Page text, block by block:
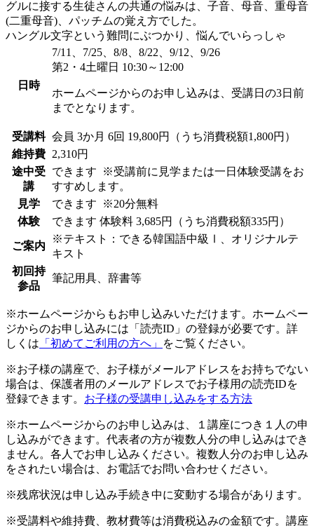
グルに接する生徒さんの共通の悩みは、子音、母音、重母音
(二重母音)、パッチムの覚え方でした。
ハングル文字という難問にぶつかり、悩んでいらっしゃ
日時
7/11、7/25、8/8、8/22、9/12、9/26
第2・4土曜日 10:30～12:00
ホームページからのお申し込みは、受講日の3日前
までとなります。
受講料 会員 3か月 6回 19,800円（うち消費税額1,800円）
維持費
2,310円
途中受
講
できます
※受講前に見学または一日体験受講をお
すすめします。
見学
できます
※20分無料
体験
できます 体験料 3,685円（うち消費税額335円）
ご案内
※テキスト：できる韓国語中級Ⅰ、オリジナルテ
キスト
初回持
参品
筆記用具、辞書等
※ホームページからもお申し込みいただけます。ホームペー
ジからのお申し込みには「読売ID」の登録が必要です。詳
しくは 「初めてご利用の方へ」 をご覧ください。
※お子様の講座で、お子様がメールアドレスをお持ちでない
場合は、保護者用のメールアドレスでお子様用の読売IDを
登録できます。 お子様の受講申し込みをする方法
※ホームページからのお申し込みは、１講座につき１人の申
し込みができます。代表者の方が複数人分の申し込みはでき
ません。各人でお申し込みください。複数人分のお申し込み
をされたい場合は、お電話でお問い合わせください。
※残席状況は申し込み手続き中に変動する場合があります。
※受講料や維持費、教材費等は消費税込みの金額です。講座